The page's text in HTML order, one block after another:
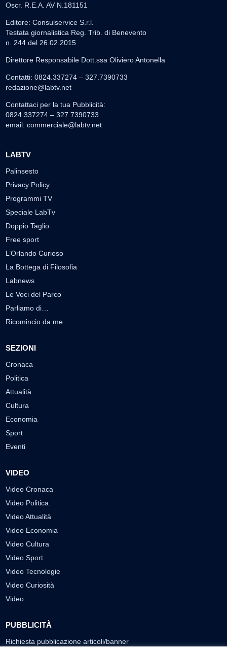
Oscr. R.E.A. AV N.181151
Editore: Consulservice S.r.l.
Testata giornalistica Reg. Trib. di Benevento
n. 244 del 26.02.2015
Direttore Responsabile Dott.ssa Oliviero Antonella
Contatti: 0824.337274 – 327.7390733
redazione@labtv.net
Contattaci per la tua Pubblicità:
0824.337274 – 327.7390733
email: commerciale@labtv.net
LABTV
Palinsesto
Privacy Policy
Programmi TV
Speciale LabTv
Doppio Taglio
Free sport
L’Orlando Curioso
La Bottega di Filosofia
Labnews
Le Voci del Parco
Parliamo di…
Ricomincio da me
SEZIONI
Cronaca
Politica
Attualità
Cultura
Economia
Sport
Eventi
VIDEO
Video Cronaca
Video Politica
Video Attualità
Video Economia
Video Cultura
Video Sport
Video Tecnologie
Video Curiosità
Video
PUBBLICITÀ
Richiesta pubblicazione articoli/banner